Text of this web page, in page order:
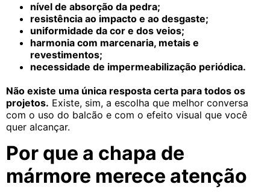
nível de absorção da pedra;
resistência ao impacto e ao desgaste;
uniformidade da cor e dos veios;
harmonia com marcenaria, metais e
revestimentos;
necessidade de impermeabilização periódica.
Não existe uma única resposta certa para todos os
projetos. Existe, sim, a escolha que melhor conversa
com o uso do balcão e com o efeito visual que você
quer alcançar.
Por que a chapa de
mármore merece atenção